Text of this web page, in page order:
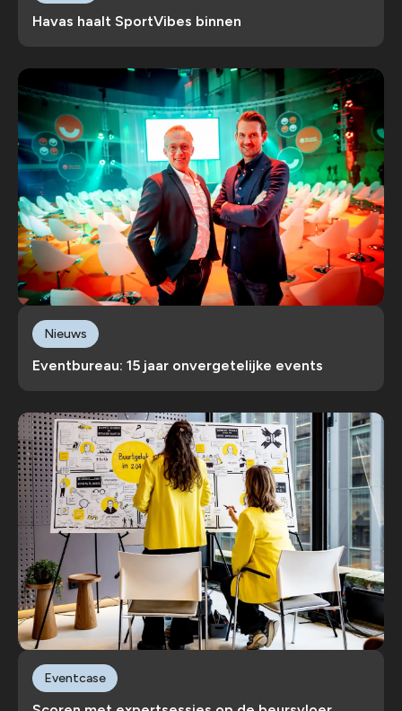
Havas haalt SportVibes binnen
Eventbureau: 15 jaar onvergetelijke events
Nieuws
Eventcase